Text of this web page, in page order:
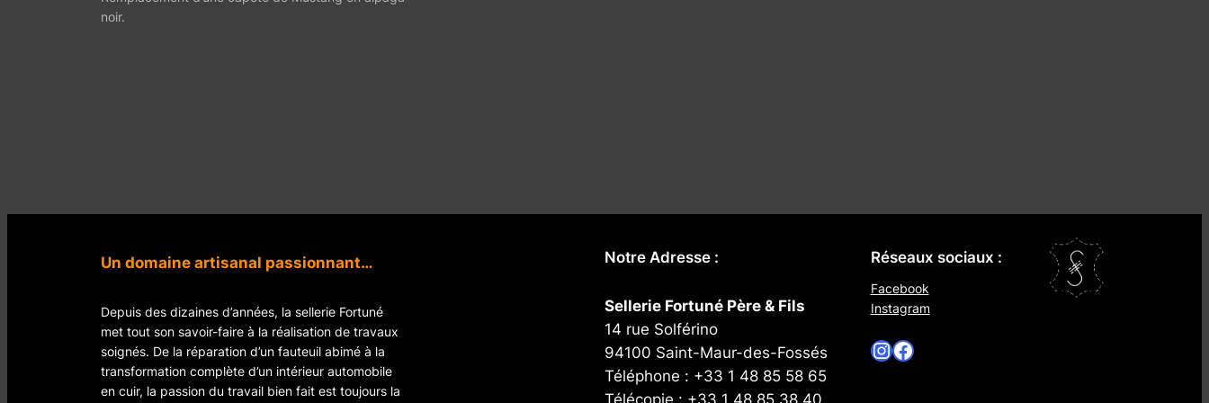
noir.
Un domaine artisanal passionnant…
Depuis des dizaines d’années, la sellerie Fortuné
met tout son savoir-faire à la réalisation de travaux
soignés. De la réparation d’un fauteuil abimé à la
transformation complète d’un intérieur automobile
en cuir, la passion du travail bien fait est toujours la
Notre Adresse :
Sellerie Fortuné Père & Fils
14 rue Solférino
94100 Saint-Maur-des-Fossés
Téléphone : +33 1 48 85 58 65
Télécopie : +33 1 48 85 38 40
Réseaux sociaux :
Facebook
Instagram
InstagramFacebook